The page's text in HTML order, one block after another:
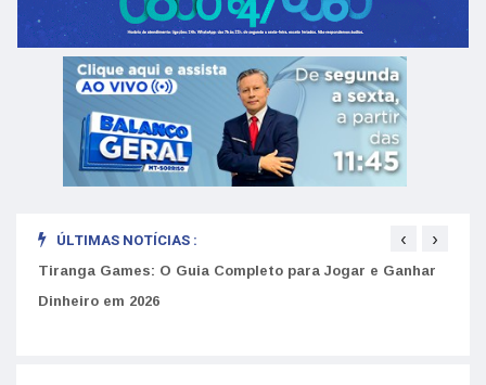
ÚLTIMAS NOTÍCIAS :
Tiranga Games: O Guia Completo para Jogar e Ganhar
Dinheiro em 2026
‹ ›